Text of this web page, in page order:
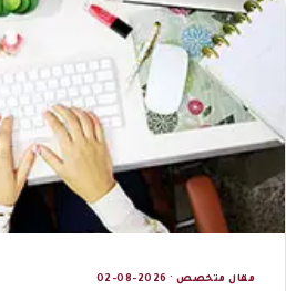
مقال متخصص · 2026-08-02